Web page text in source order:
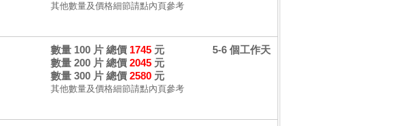
其他數量及價格細節請點內頁參考
數量 100 片 總價 1745元
數量 200 片 總價 2045元
數量 300 片 總價 2580元
其他數量及價格細節請點內頁參考
5-6 個工作天